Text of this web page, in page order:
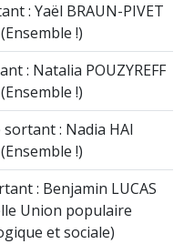
: Yaël BRAUN-PIVET
(Ensemble !)
: Natalia POUZYREFF
(Ensemble !)
: Nadia HAI
(Ensemble !)
: Benjamin LUCAS
Union populaire
et sociale)